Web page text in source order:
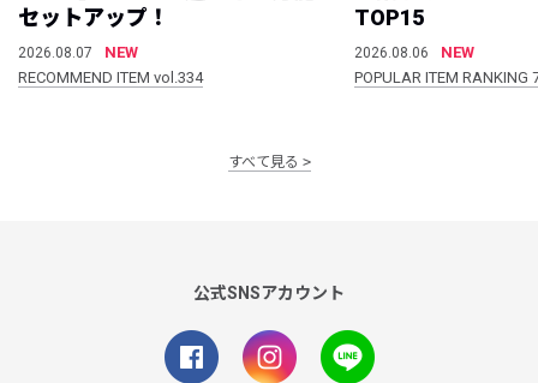
セットアップ！
2026.08.07
NEW
RECOMMEND ITEM vol.334
TOP15
2026.08.06
NEW
POPULAR ITEM
すべて見る
公式SNSアカウント